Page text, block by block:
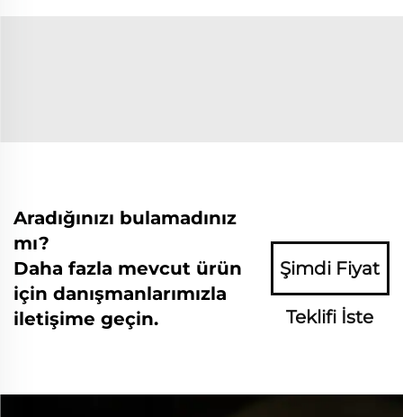
Aradığınızı bulamadınız
mı?
Daha fazla mevcut ürün
için danışmanlarımızla
iletişime geçin.
Şimdi Fiyat
Teklifi İste